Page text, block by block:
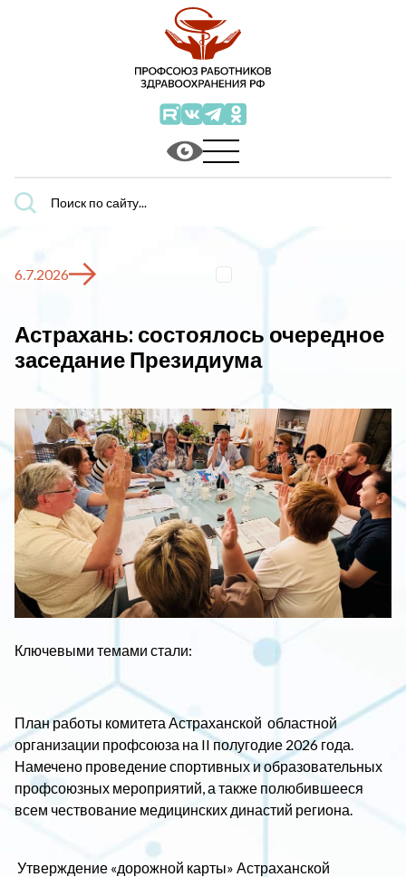
Поиск
по
6.7.2026
Астрахань: состоялось очередное
заседание Президиума
Ключевыми темами стали:
План работы комитета Астраханской областной
организации профсоюза на II полугодие 2026 года.
Намечено проведение спортивных и образовательных
профсоюзных мероприятий, а также полюбившееся
всем чествование медицинских династий региона.
Утверждение «дорожной карты» Астраханской